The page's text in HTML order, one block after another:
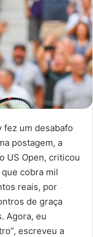
fez um desabafo
postagem, a
US Open, criticou
cobra mil
reais, por
de graça
Agora, eu
escreveu a